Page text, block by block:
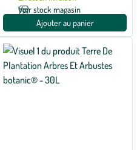
Voir stock magasin
Ajouter au panier